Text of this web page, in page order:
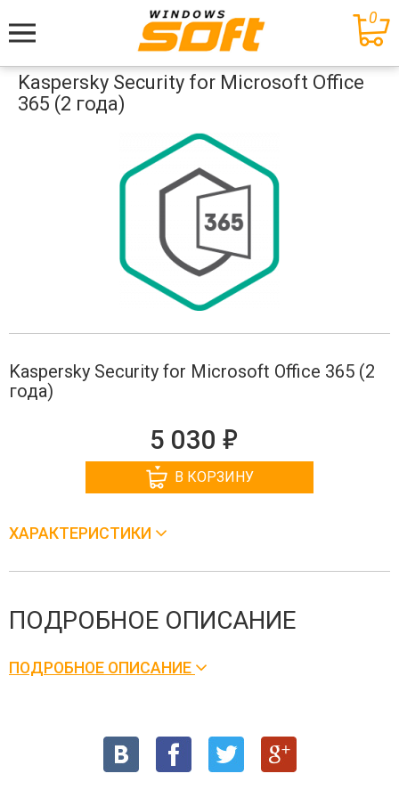
Меню
0
Kaspersky Security for Microsoft Office
365 (2 года)
Kaspersky Security for Microsoft Office 365 (2
года)
5 030 е
В КОРЗИНУ
ХАРАКТЕРИСТИКИ
ПОДРОБНОЕ ОПИСАНИЕ
ПОДРОБНОЕ ОПИСАНИЕ